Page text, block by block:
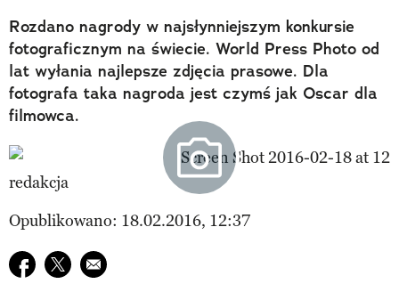
Rozdano nagrody w najsłynniejszym konkursie
fotograficznym na świecie. World Press Photo od
lat wyłania najlepsze zdjęcia prasowe. Dla
fotografa taka nagroda jest czymś jak Oscar dla
filmowca.
redakcja
Opublikowano: 18.02.2016, 12:37
Udostępnij na facebook
Udostępnij na twitter
E-mail do przyjaciela